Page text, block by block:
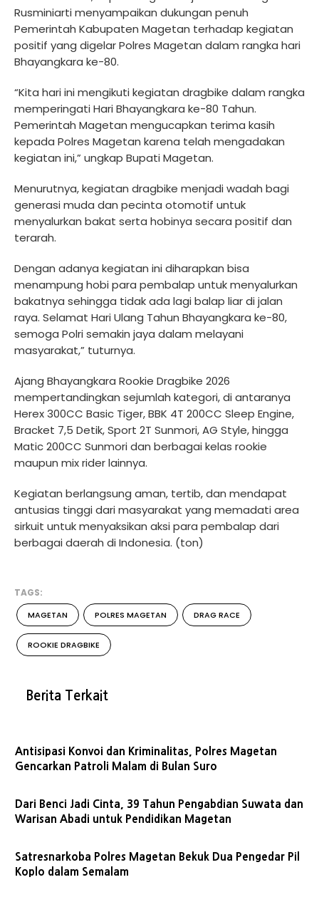
Rusminiarti menyampaikan dukungan penuh
Pemerintah Kabupaten Magetan terhadap kegiatan
positif yang digelar Polres Magetan dalam rangka hari
Bhayangkara ke-80.
“Kita hari ini mengikuti kegiatan dragbike dalam rangka
memperingati Hari Bhayangkara ke-80 Tahun.
Pemerintah Magetan mengucapkan terima kasih
kepada Polres Magetan karena telah mengadakan
kegiatan ini,” ungkap Bupati Magetan.
Menurutnya, kegiatan dragbike menjadi wadah bagi
generasi muda dan pecinta otomotif untuk
menyalurkan bakat serta hobinya secara positif dan
terarah.
Dengan adanya kegiatan ini diharapkan bisa
menampung hobi para pembalap untuk menyalurkan
bakatnya sehingga tidak ada lagi balap liar di jalan
raya. Selamat Hari Ulang Tahun Bhayangkara ke-80,
semoga Polri semakin jaya dalam melayani
masyarakat,” tuturnya.
Ajang Bhayangkara Rookie Dragbike 2026
mempertandingkan sejumlah kategori, di antaranya
Herex 300CC Basic Tiger, BBK 4T 200CC Sleep Engine,
Bracket 7,5 Detik, Sport 2T Sunmori, AG Style, hingga
Matic 200CC Sunmori dan berbagai kelas rookie
maupun mix rider lainnya.
Kegiatan berlangsung aman, tertib, dan mendapat
antusias tinggi dari masyarakat yang memadati area
sirkuit untuk menyaksikan aksi para pembalap dari
berbagai daerah di Indonesia. (ton)
TAGS:
MAGETAN POLRES MAGETAN DRAG RACE
ROOKIE DRAGBIKE
Berita Terkait
Antisipasi Konvoi dan Kriminalitas, Polres Magetan
Gencarkan Patroli Malam di Bulan Suro
Dari Benci Jadi Cinta, 39 Tahun Pengabdian Suwata dan
Warisan Abadi untuk Pendidikan Magetan
Satresnarkoba Polres Magetan Bekuk Dua Pengedar Pil
Koplo dalam Semalam